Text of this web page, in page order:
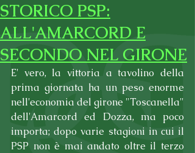
STORICO PSP:
ALL'AMARCORD E
SECONDO NEL GIRONE
E' vero, la vittoria a tavolino della
prima giornata ha un peso enorme
nell'economia del girone "Toscanella"
dell'Amarcord ed Dozza, ma poco
importa; dopo varie stagioni in cui il
PSP non è mai andato oltre il terzo